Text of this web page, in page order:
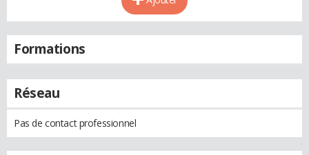
Formations
Réseau
Pas de contact professionnel